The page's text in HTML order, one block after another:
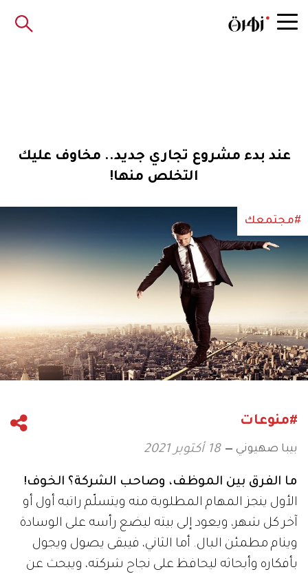
عند بدء مشروع تجاري جديد.. مخاوف عليك
التخلص منها!
#مجتمعك
#منوعات
بيبا صهيوني 18 أكتوبر 2021
ما الفرق بين الموظف، وصاحب الشركة؟ الخوف!
الأول ينجز المهام المطلوبة منه ويتسلّم راتبه أول أو
آخر كل شهر، ويعود إلى بيته ليضع رأسه على الوسادة
وينام مطمئن البال. أما الثاني، فيبقى يصول ويجول
بأفكاره وأبحاثه ليحافظ على نجاح شركته، ويبحث عن